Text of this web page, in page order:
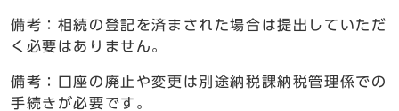
備考：相続の登記を済まされた場合は提出していただ
く必要はありません。
備考：口座の廃止や変更は別途納税課納税管理係での
手続きが必要です。